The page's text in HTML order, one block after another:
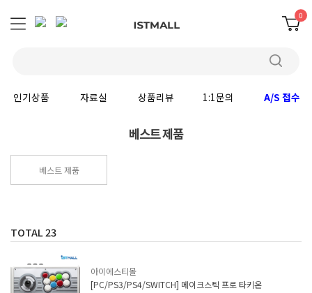
0
인기상품 자료실 상품리뷰 1:1문의 A/S 접수
베스트 제품
베스트 제품
TOTAL23
아이에스티몰
[PC/PS3/PS4/SWITCH] 메이크스틱 프로 타키온